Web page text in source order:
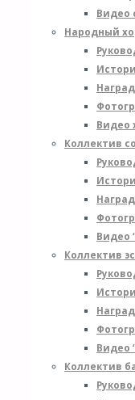
Видео
Народный
Видео
Коллектив
Видео
Коллектив
Видео
Коллектив